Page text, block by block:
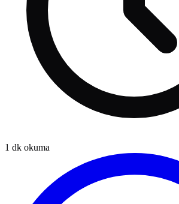
1 dk okuma